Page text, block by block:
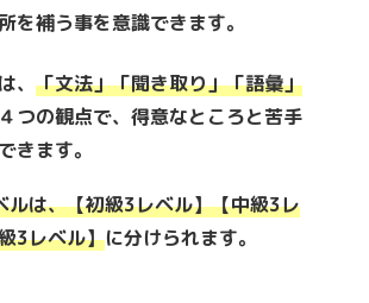
を補う事を意識できます。
、 「文法」「聞き取り」「語彙」
つの観点で、得意なところと苦手
きます。
ルは、【初級3レベル】【中級3レ
3レベル】に分けられます。